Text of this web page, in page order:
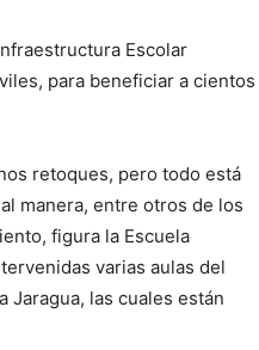
Escolar
para beneficiar a cientos
retoques, pero todo está
manera, entre otros de los
figura la Escuela
varias aulas del
las cuales están